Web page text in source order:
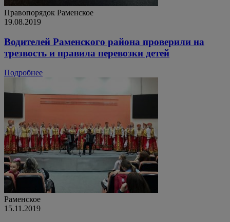
Правопорядок Раменское
19.08.2019
Водителей Раменского района проверили на
трезвость и правила перевозки детей
Подробнее
Раменское
15.11.2019